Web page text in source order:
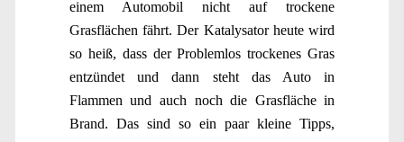
einem Automobil nicht auf trockene
Grasflächen fährt. Der Katalysator heute wird
so heiß, dass der Problemlos trockenes Gras
entzündet und dann steht das Auto in
Flammen und auch noch die Grasfläche in
Brand. Das sind so ein paar kleine Tipps,